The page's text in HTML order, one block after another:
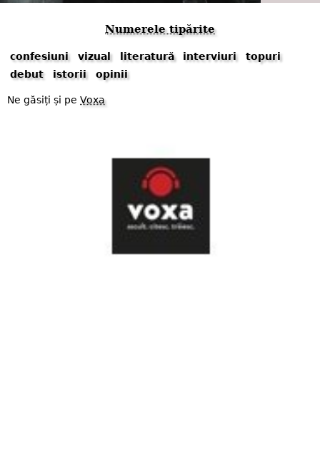
Numerele tipărite
confesiuni vizual literatură interviuri
topuri
debut
istorii opinii
Ne găsiți și pe Voxa